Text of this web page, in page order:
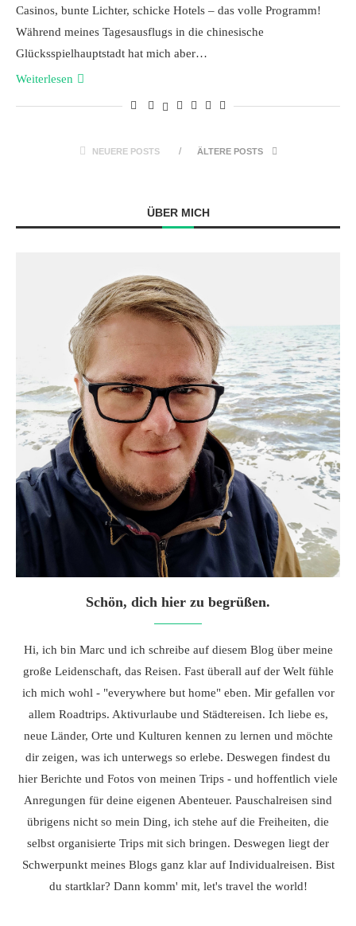
Casinos, bunte Lichter, schicke Hotels – das volle Programm!
Während meines Tagesausflugs in die chinesische
Glücksspielhauptstadt hat mich aber…
Weiterlesen
NEUERE POSTS ÄLTERE POSTS
ÜBER MICH
Schön, dich hier zu begrüßen.
Hi, ich bin Marc und ich schreibe auf diesem Blog über meine
große Leidenschaft, das Reisen. Fast überall auf der Welt fühle
ich mich wohl - "everywhere but home" eben. Mir gefallen vor
allem Roadtrips. Aktivurlaube und Städtereisen. Ich liebe es,
neue Länder, Orte und Kulturen kennen zu lernen und möchte
dir zeigen, was ich unterwegs so erlebe. Deswegen findest du
hier Berichte und Fotos von meinen Trips - und hoffentlich viele
Anregungen für deine eigenen Abenteuer. Pauschalreisen sind
übrigens nicht so mein Ding, ich stehe auf die Freiheiten, die
selbst organisierte Trips mit sich bringen. Deswegen liegt der
Schwerpunkt meines Blogs ganz klar auf Individualreisen. Bist
du startklar? Dann komm' mit, let's travel the world!